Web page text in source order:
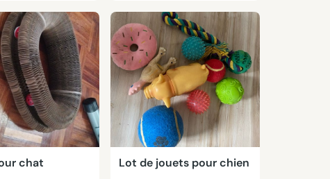
chat Lot de jouets pour chien